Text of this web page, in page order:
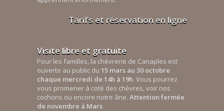
Tarifs et réservation en ligne
Visite libre et gratuite
Pour les familles, la chèvrerie de Canaples est
ouverte au public du 15 mars au 30 octobre
chaque mercredi de 14h à 19h. Vous pourrez
vous promener à coté des chèvres, voir nos
cochons ou encore notre âne. Attention fermée
de novembre à Mars